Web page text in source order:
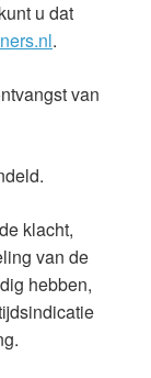
u dat
.
van
klacht,
van de
hebben,